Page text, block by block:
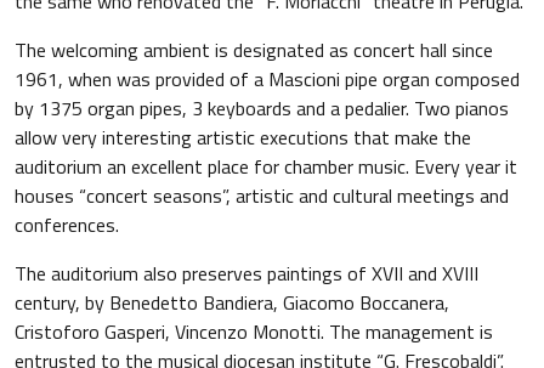
The welcoming ambient is designated as concert hall since
1961, when was provided of a Mascioni pipe organ composed
by 1375 organ pipes, 3 keyboards and a pedalier. Two pianos
allow very interesting artistic executions that make the
auditorium an excellent place for chamber music. Every year it
houses “concert seasons”, artistic and cultural meetings and
conferences.
The auditorium also preserves paintings of XVII and XVIII
century, by Benedetto Bandiera, Giacomo Boccanera,
Cristoforo Gasperi, Vincenzo Monotti. The management is
entrusted to the musical diocesan institute “G. Frescobaldi”.